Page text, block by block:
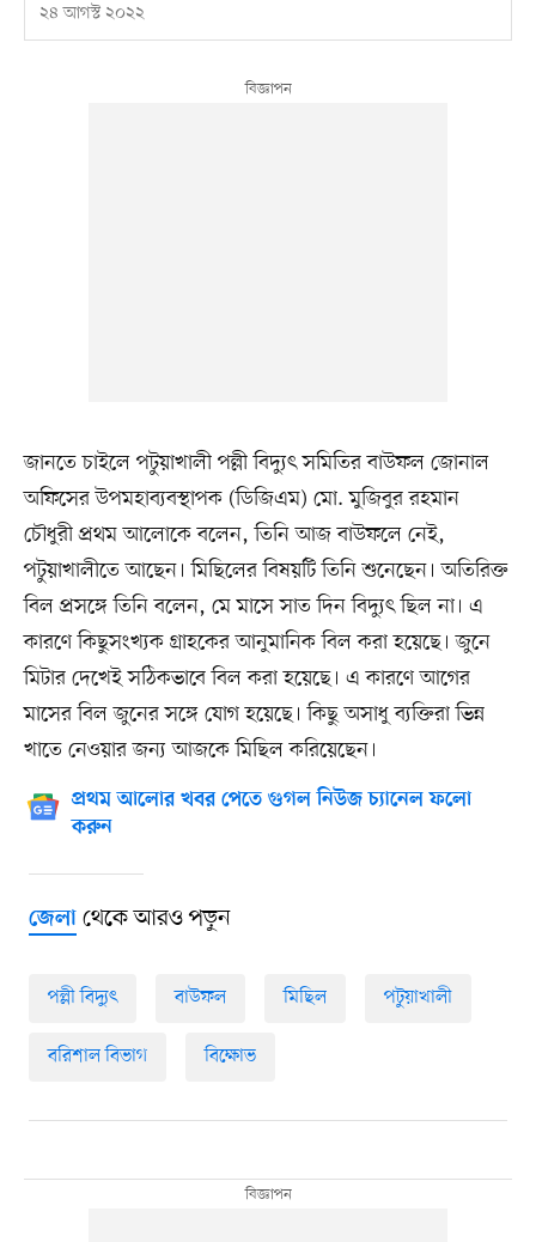
২৪ আগস্ট ২০২২
জানতে চাইলে পটুয়াখালী পল্লী বিদ্যুৎ সমিতির বাউফল জোনাল
অফিসের উপমহাব্যবস্থাপক (ডিজিএম) মো. মুজিবুর রহমান
চৌধুরী প্রথম আলোকে বলেন, তিনি আজ বাউফলে নেই,
পটুয়াখালীতে আছেন। মিছিলের বিষয়টি তিনি শুনেছেন। অতিরিক্ত
বিল প্রসঙ্গে তিনি বলেন, মে মাসে সাত দিন বিদ্যুৎ ছিল না। এ
কারণে কিছুসংখ্যক গ্রাহকের আনুমানিক বিল করা হয়েছে। জুনে
মিটার দেখেই সঠিকভাবে বিল করা হয়েছে। এ কারণে আগের
মাসের বিল জুনের সঙ্গে যোগ হয়েছে। কিছু অসাধু ব্যক্তিরা ভিন্ন
খাতে নেওয়ার জন্য আজকে মিছিল করিয়েছেন।
প্রথম আলোর খবর পেতে গুগল নিউজ চ্যানেল ফলো
করুন
জেলাথেকে আরও পড়ুন
পল্লী বিদ্যুৎ বাউফল মিছিল পটুয়াখালী
বরিশাল বিভাগ বিক্ষোভ